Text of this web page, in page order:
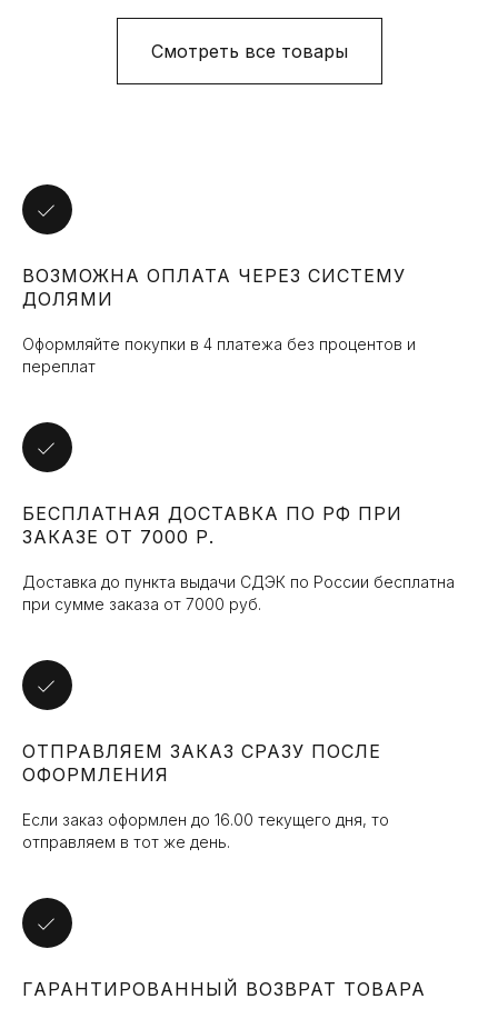
Смотреть все товары
ВОЗМОЖНА ОПЛАТА ЧЕРЕЗ СИСТЕМУ
ДОЛЯМИ
Оформляйте покупки в 4 платежа без процентов и
переплат
БЕСПЛАТНАЯ ДОСТАВКА ПО РФ ПРИ
ЗАКАЗЕ ОТ 7000 Р.
Доставка до пункта выдачи СДЭК по России бесплатна
при сумме заказа от 7000 руб.
ОТПРАВЛЯЕМ ЗАКАЗ СРАЗУ ПОСЛЕ
ОФОРМЛЕНИЯ
Если заказ оформлен до 16.00 текущего дня, то
отправляем в тот же день.
ГАРАНТИРОВАННЫЙ ВОЗВРАТ ТОВАРА
АКЦИЯХ И НОВИНКАХ
ПЕРВЫМИ
политикой конфиденциальностии
получения маркетинговой и рекламной
рассылки
Подписаться
будем держать вас в курсе наших
новостей